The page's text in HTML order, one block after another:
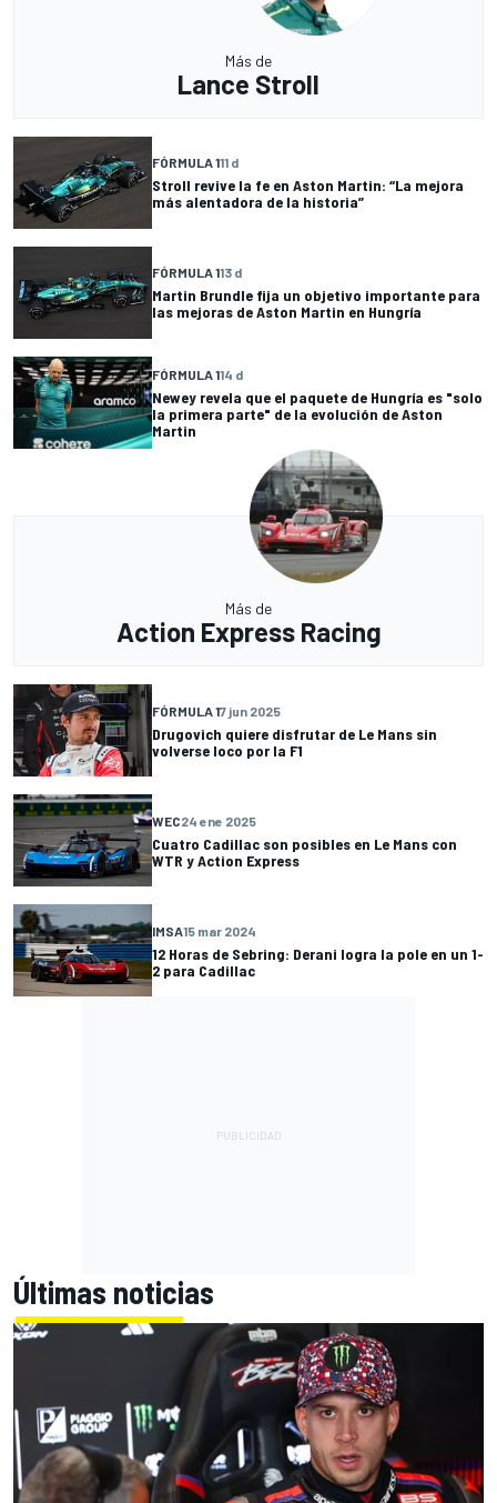
Más de
Lance Stroll
FÓRMULA 111 d
Stroll revive la fe en Aston Martin: “La mejora
más alentadora de la historia”
FÓRMULA 113 d
Martin Brundle fija un objetivo importante para
las mejoras de Aston Martin en Hungría
FÓRMULA 114 d
Newey revela que el paquete de Hungría es "solo
la primera parte" de la evolución de Aston
Martin
Más de
Action Express Racing
FÓRMULA 17 jun 2025
Drugovich quiere disfrutar de Le Mans sin
volverse loco por la F1
WEC24 ene 2025
Cuatro Cadillac son posibles en Le Mans con
WTR y Action Express
IMSA15 mar 2024
12 Horas de Sebring: Derani logra la pole en un 1-
2 para Cadillac
Últimas noticias